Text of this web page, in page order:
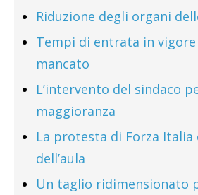
Riduzione degli organi
Tempi di entrata in
mancato
L’intervento del sindaco
maggioranza
La protesta di Forza Italia
dell’aula
Un taglio ridimensionato